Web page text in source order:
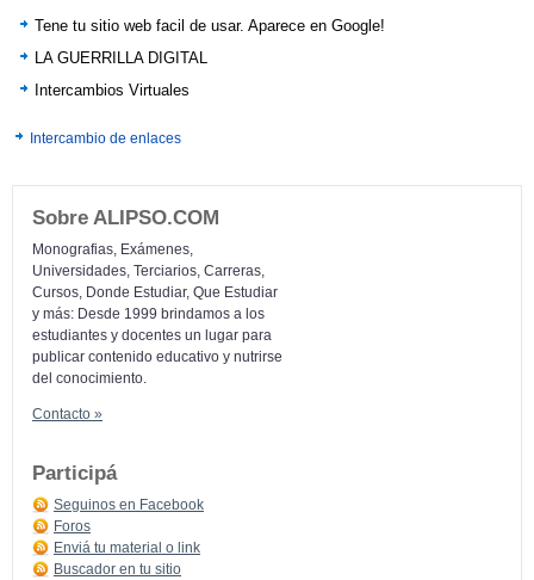
Tene tu sitio web facil de usar. Aparece en Google!
LA GUERRILLA DIGITAL
Intercambios Virtuales
Intercambio de enlaces
Sobre ALIPSO.COM
Monografias, Exámenes,
Universidades, Terciarios, Carreras,
Cursos, Donde Estudiar, Que Estudiar
y más: Desde 1999 brindamos a los
estudiantes y docentes un lugar para
publicar contenido educativo y nutrirse
del conocimiento.
Contacto »
Participá
Seguinos en Facebook
Foros
Enviá tu material o link
Buscador en tu sitio